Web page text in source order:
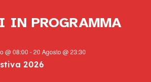
IN PROGRAMMA
@ 08:00 -20 Agosto @ 23:30
2026